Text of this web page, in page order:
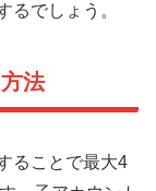
るでしょう。
法
ることで最大4